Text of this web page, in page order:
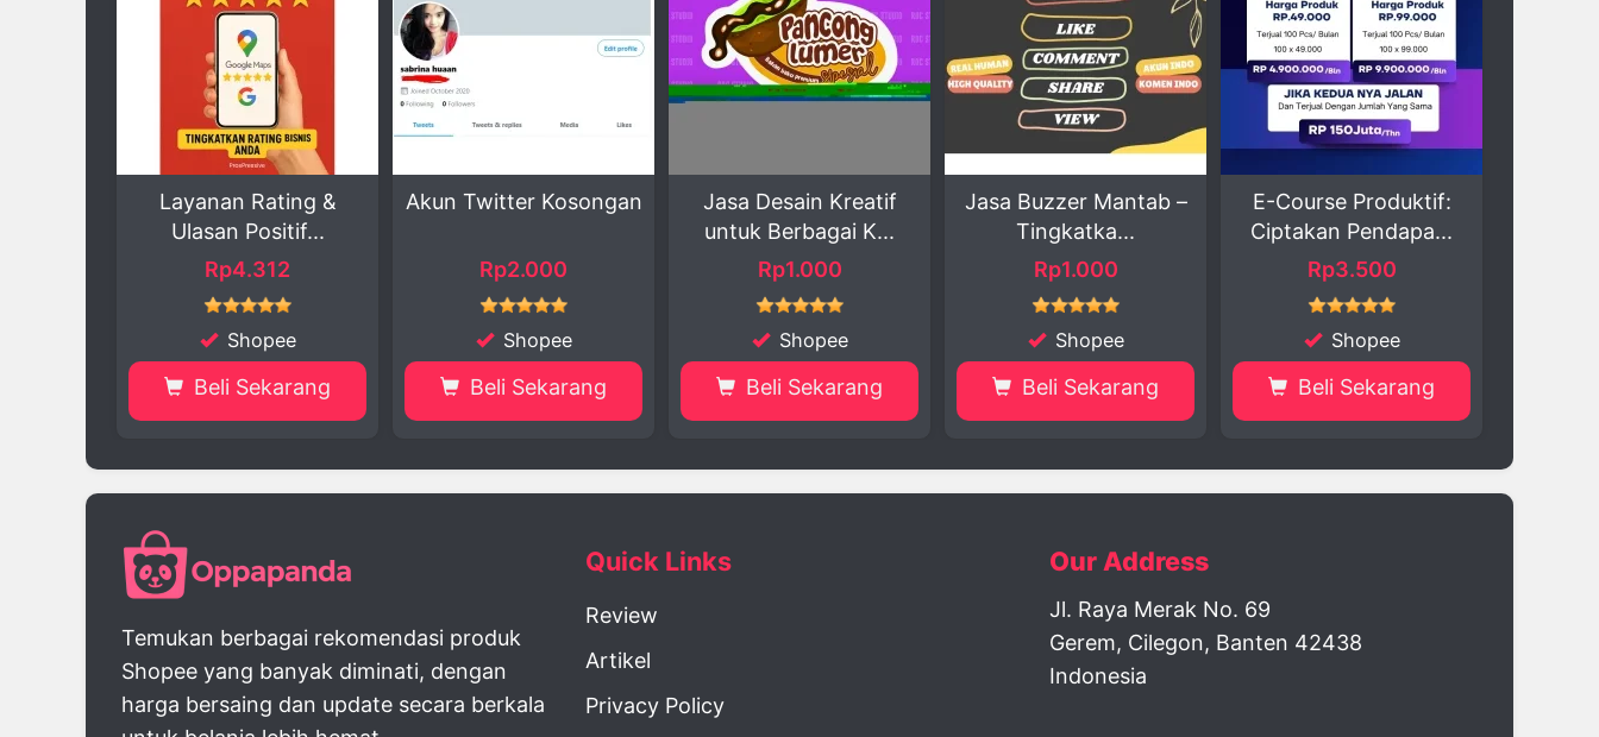
Akun Twitter Kosongan
Rp2.000
Shopee
Beli Sekarang
Jasa Desain Kreatif
Rp1.000
Shopee
Beli Sekarang
Jasa Buzzer Mantab –
Tingkatka...
Rp1.000
Shopee
Beli Sekarang
E-Course Produktif:
Ciptakan Pendapa...
Rp3.500
Shopee
Beli Sekarang
Layanan Transkripsi
Cepat dan Profes...
Rp999
Shopee
Beli Sekarang
Temukan berbagai rekomendasi produk
Shopee yang banyak diminati, dengan
harga bersaing dan update secara berkala
Quick Links
Review
Artikel
Privacy Policy
Our Address
Jl. Raya Merak No. 69
Gerem, Cilegon, Banten 42438
Indonesia